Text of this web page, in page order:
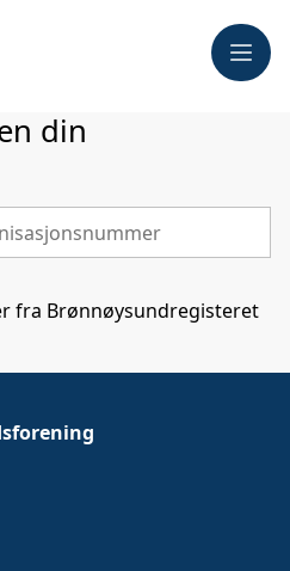
Meny
din
fra Brønnøysundregisteret